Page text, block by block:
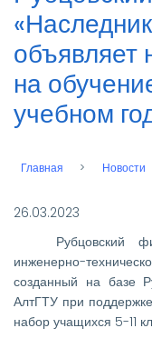
объявляет
на
учебном
Строка
Главная Новости
26.03.2023
Рубцовский
инженерно-
созданный на базе
АлтГТУ при
набор учащихся 5-11